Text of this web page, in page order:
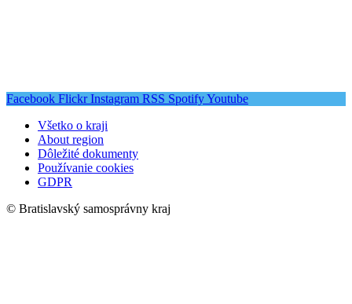
Facebook Flickr Instagram RSS SpotifyYoutube
Všetko o kraji
About region
Dôležité dokumenty
Používanie cookies
GDPR
© Bratislavský samosprávny kraj